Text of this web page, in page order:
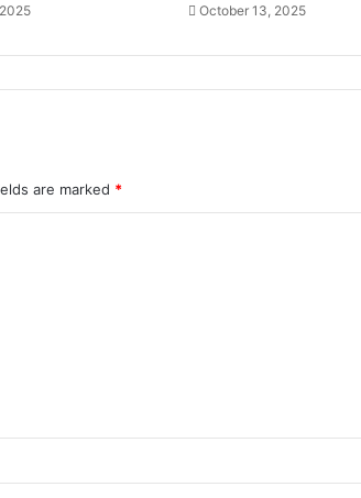
October 13, 2025
are marked *